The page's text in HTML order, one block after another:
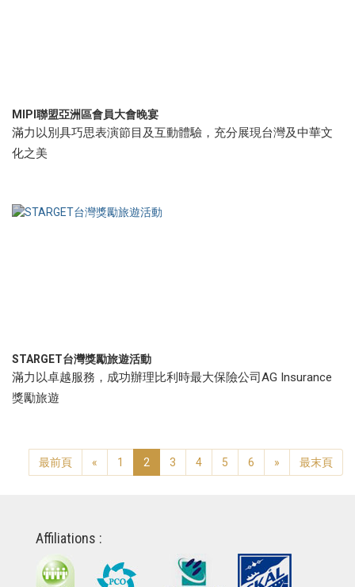
MIPI聯盟亞洲區會員大會晚宴
滿力以別具巧思表演節目及互動體驗，充分展現台灣及中華文
化之美
STARGET台灣獎勵旅遊活動
滿力以卓越服務，成功辦理比利時最大保險公司AG Insurance
獎勵旅遊
最前頁 « 1 2 3 4 5 6 » 最末頁
Affiliations :